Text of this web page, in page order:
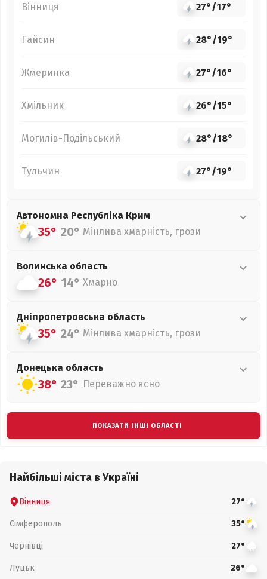
Вінниця 27°/17°
Гайсин 28°/19°
Жмеринка 27°/16°
Хмільник 26°/15°
Могилів-Подільський 28°/18°
Тульчин 27°/19°
Автономна Республіка Крим
35° 20° Мінлива хмарність, грози
Волинська область
26° 14° Хмарно
Дніпропетровська область
35° 24° Мінлива хмарність, грози
Донецька область
38° 23° Переважно ясно
ПОКАЗАТИ ІНШІ ОБЛАСТІ
Найбільші міста в Україні
Вінниця 27°
Сімферополь 35°
Чернівці 27°
Луцьк 26°